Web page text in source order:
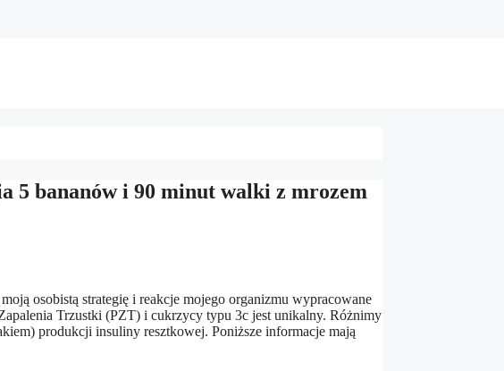
5 bananów i 90 minut walki z mrozem
osobistą strategię i reakcje mojego organizmu wypracowane
Trzustki (PZT) i cukrzycy typu 3c jest unikalny. Różnimy
produkcji insuliny resztkowej. Poniższe informacje mają